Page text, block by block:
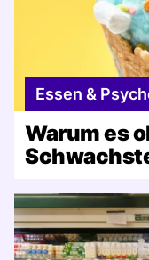
Essen &
Warum es